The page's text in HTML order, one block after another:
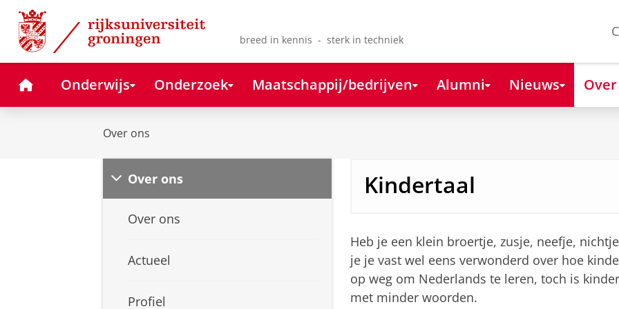
Skip
Content
Skip
Navigation
breed in kennis - sterk in techniek
HomeOnderwijs Onderzoek Maatschappij/bedrijven Alumni Nieuws
Over ons
Over ons
Over ons
Actueel
Profiel
Kindertaal
Heb je een klein broertje, zusje, neefje,
je je vast wel eens verwonderd over hoe
op weg om Nederlands te leren, toch is
met minder woorden.